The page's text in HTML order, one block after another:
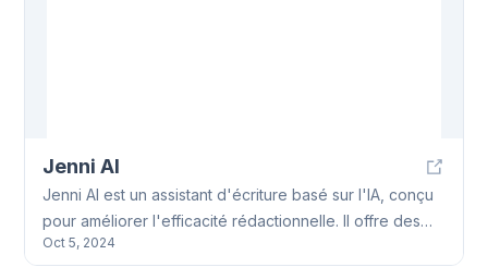
Jenni AI
Jenni AI est un assistant d'écriture basé sur l'IA, conçu
pour améliorer l'efficacité rédactionnelle. Il offre des
fonctionnalités pour divers types de contenus, comme
Oct 5, 2024